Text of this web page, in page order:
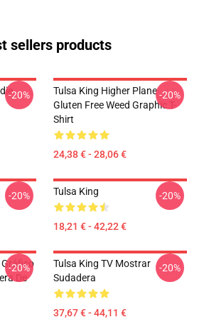
sellers products
-20%
Tulsa King Higher Plane
Gluten Free Weed Graphic T-
Shirt
24,38 € - 28,06 €
-20%
-20% Tulsa King
18,21 € - 42,22 €
-20%
Gráfico
De
-20%
Tulsa King TV Mostrar
Sudadera
37,67 € - 44,11 €
-20%